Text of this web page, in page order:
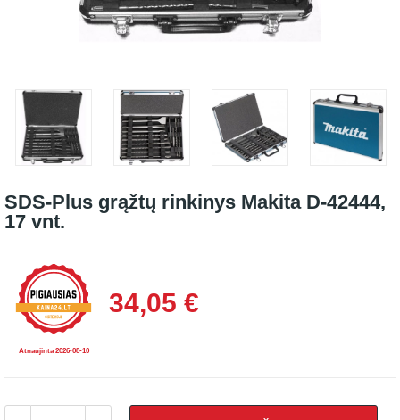
SDS-Plus grąžtų rinkinys Makita D-42444,
17 vnt.
34,05 €
Atnaujinta 2026-08-10